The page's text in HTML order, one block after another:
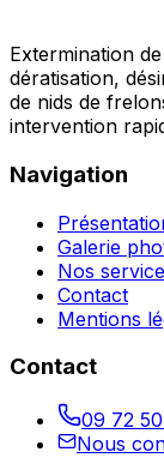
Extermination
dératisation,
de nids de
intervention
Navigation
Galerie
Nos
Contact
Mentions
Contact
09 72
Nous